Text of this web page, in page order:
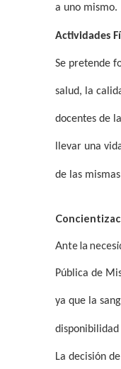
a uno mismo.
Actividades
Se pretende
salud, la
docentes de
llevar una
de las
Ante la
Pública de
ya que la
La decisión